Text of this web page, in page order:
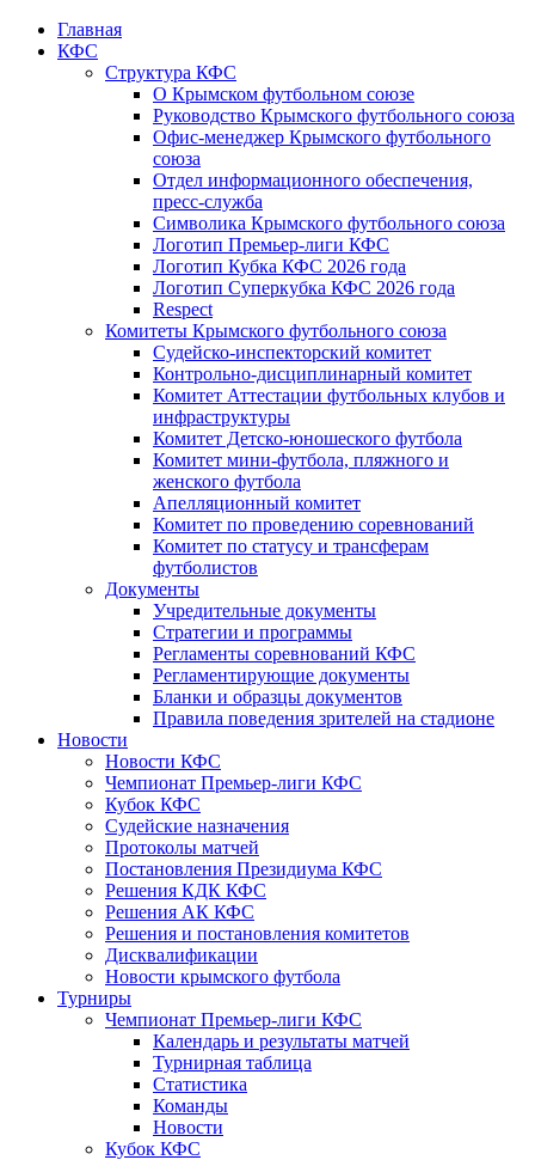
Главная
КФС
Структура КФС
О Крымском футбольном союзе
Руководство Крымского футбольного союза
Офис-менеджер Крымского футбольного
союза
Отдел информационного обеспечения,
пресс-служба
Символика Крымского футбольного союза
Логотип Премьер-лиги КФС
Логотип Кубка КФС 2026 года
Логотип Суперкубка КФС 2026 года
Respect
Комитеты Крымского футбольного союза
Судейско-инспекторский комитет
Контрольно-дисциплинарный комитет
Комитет Аттестации футбольных клубов и
инфраструктуры
Комитет Детско-юношеского футбола
Комитет мини-футбола, пляжного и
женского футбола
Апелляционный комитет
Комитет по проведению соревнований
Комитет по статусу и трансферам
футболистов
Документы
Учредительные документы
Стратегии и программы
Регламенты соревнований КФС
Регламентирующие документы
Бланки и образцы документов
Правила поведения зрителей на стадионе
Новости
Новости КФС
Чемпионат Премьер-лиги КФС
Кубок КФС
Судейские назначения
Протоколы матчей
Постановления Президиума КФС
Решения КДК КФС
Решения АК КФС
Решения и постановления комитетов
Дисквалификации
Новости крымского футбола
Турниры
Чемпионат Премьер-лиги КФС
Календарь и результаты матчей
Турнирная таблица
Статистика
Команды
Новости
Кубок КФС